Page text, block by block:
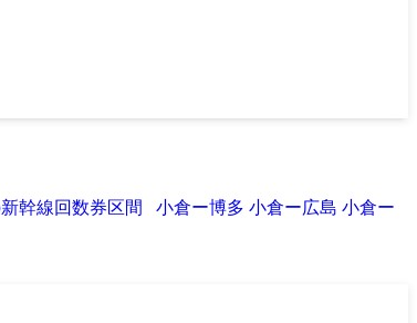
幹線回数券区間 小倉ー博多 小倉ー広島 小倉ー